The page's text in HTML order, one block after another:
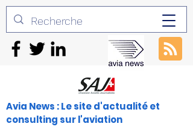
Avia News : Le site d'actualité et
consulting sur l'aviation